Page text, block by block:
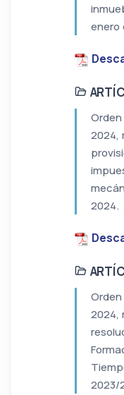
enero
2024,
2024.
2024,
2023/